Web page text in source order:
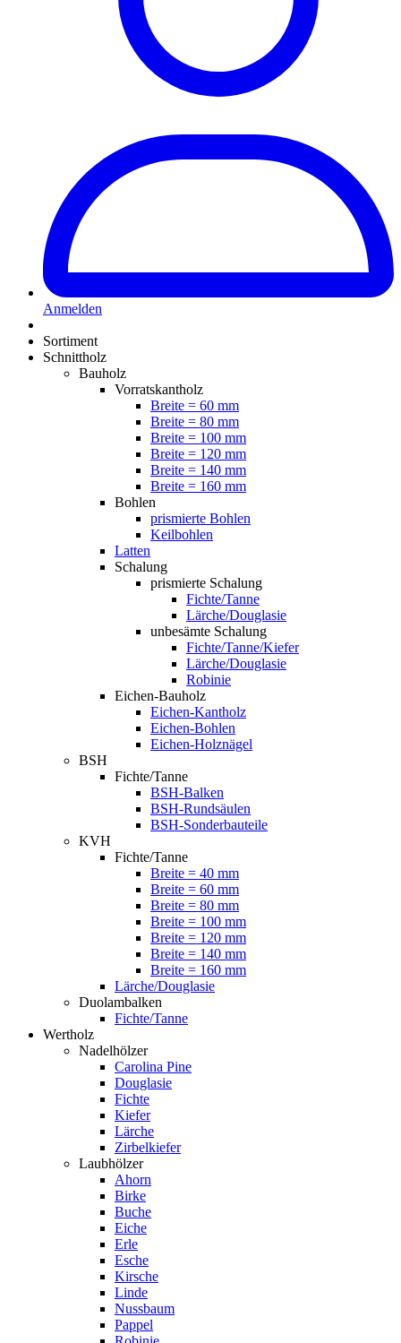
Anmelden
Sortiment
Schnittholz
Bauholz
Vorratskantholz
Breite = 60 mm
Breite = 80 mm
Breite = 100 mm
Breite = 120 mm
Breite = 140 mm
Breite = 160 mm
Bohlen
prismierte Bohlen
Keilbohlen
Latten
Schalung
prismierte Schalung
Fichte/Tanne
Lärche/Douglasie
unbesämte Schalung
Fichte/Tanne/Kiefer
Lärche/Douglasie
Robinie
Eichen-Bauholz
Eichen-Kantholz
Eichen-Bohlen
Eichen-Holznägel
BSH
Fichte/Tanne
BSH-Balken
BSH-Rundsäulen
BSH-Sonderbauteile
KVH
Fichte/Tanne
Breite = 40 mm
Breite = 60 mm
Breite = 80 mm
Breite = 100 mm
Breite = 120 mm
Breite = 140 mm
Breite = 160 mm
Lärche/Douglasie
Duolambalken
Fichte/Tanne
Wertholz
Nadelhölzer
Carolina Pine
Douglasie
Fichte
Kiefer
Lärche
Zirbelkiefer
Laubhölzer
Ahorn
Birke
Buche
Eiche
Erle
Esche
Kirsche
Linde
Nussbaum
Pappel